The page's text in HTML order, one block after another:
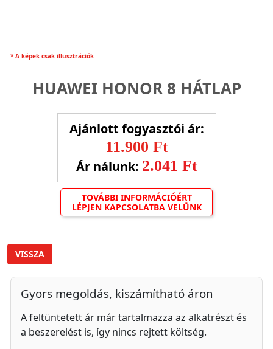
* A képek csak illusztrációk
HUAWEI HONOR 8 HÁTLAP
Ajánlott fogyasztói ár:
11.900 Ft
Ár nálunk: 2.041 Ft
TOVÁBBI INFORMÁCIÓÉRT
LÉPJEN KAPCSOLATBA VELÜNK
VISSZA
Gyors megoldás, kiszámítható áron
A feltüntetett ár már tartalmazza az alkatrészt és
a beszerelést is, így nincs rejtett költség.